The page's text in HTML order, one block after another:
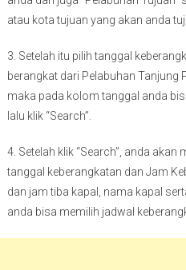
atau kota tujuan yang akan anda
3. Setelah itu pilih tanggal
berangkat dari Pelabuhan Tanjung
maka pada kolom tanggal anda
lalu klik “Search”.
4. Setelah klik “Search”, anda
tanggal keberangkatan dan Jam
dan jam tiba kapal, nama kapal
anda bisa memilih jadwal